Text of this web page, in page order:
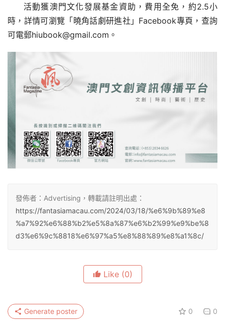
活動獲澳門文化發展基金資助，費用全免，約2.5小
時，詳情可瀏覽「曉角話劇研進社」Facebook專頁，查詢
可電郵hiubook@gmail.com。
發佈者：Advertising，轉載請註明出處：
https://fantasiamacau.com/2024/03/18/%e6%9b%89%e8
%a7%92%e6%88%b2%e5%8a%87%e6%b2%99%e9%be%8
d3%e6%9c%8818%e6%97%a5%e8%88%89%e8%a1%8c/
Like (0)
0 0
Generate poster